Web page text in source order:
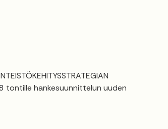
tontille hankesuunnittelun uuden